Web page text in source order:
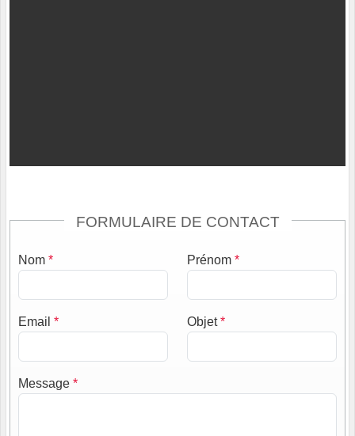
FORMULAIRE DE CONTACT
Nom * Prénom *
Email * Objet*
Message *